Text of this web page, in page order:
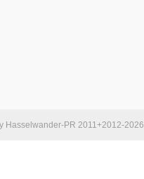
Hasselwander-PR 2011+2012-2026